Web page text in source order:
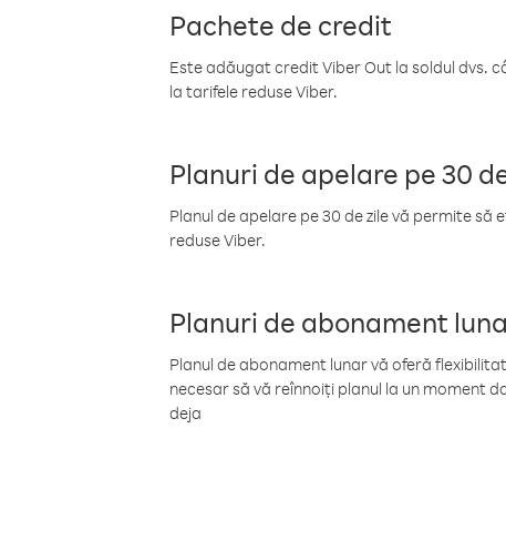
Pachete de credit
Este adăugat credit Viber Out la soldul dvs.
la tarifele reduse Viber.
Planuri de apelare pe 30
Planul de apelare pe 30 de zile vă permite
reduse Viber.
Planuri de abonament
Planul de abonament lunar vă oferă
necesar să vă reînnoiți planul la un moment
deja